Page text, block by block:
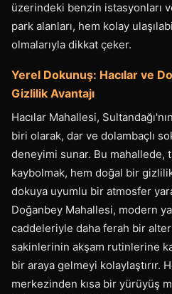
üzerindeki benzin istasyonları
park alanları, hem kolay
olmalarıyla dikkat çeker.
Yerel Dokunuş: Hacılar ve
Gizlilik Avantajı
Hacılar Mahallesi,
biri olarak, dar ve dolambaçlı
deneyimi sunar. Bu mahallede,
kaybolmak, hem doğal bir
dokuya uyumlu bir atmosfer
Doğanbey Mahallesi, modern
caddeleriyle daha ferah bir
sakinlerinin akşam rutinlerine
bir araya gelmeyi kolaylaştırır.
merkezinden kısa bir yürüyüş